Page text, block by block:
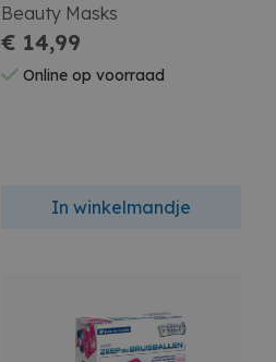
Beauty Masks
€ 14,99
Online op voorraad
In winkelmandje